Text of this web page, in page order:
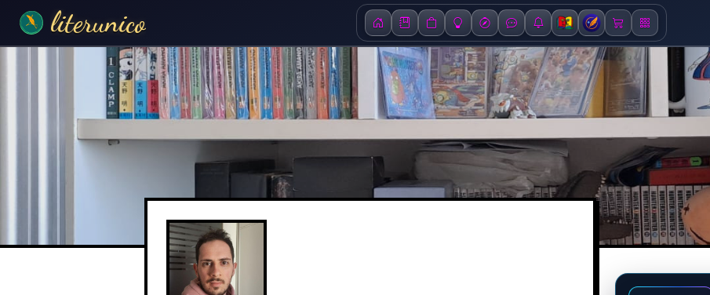
literunico